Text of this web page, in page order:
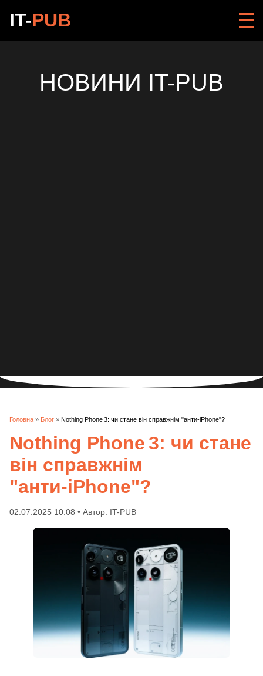
IT-PUB
НОВИНИ IT-PUB
Головна » Блог » Nothing Phone 3: чи стане він справжнім "анти‑iPhone"?
Nothing Phone 3: чи стане
він справжнім
"анти‑iPhone"?
02.07.2025 10:08 • Автор: IT-PUB